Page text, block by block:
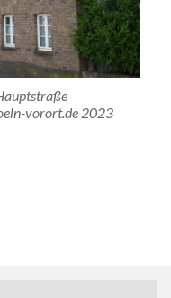
vorort.de 2023